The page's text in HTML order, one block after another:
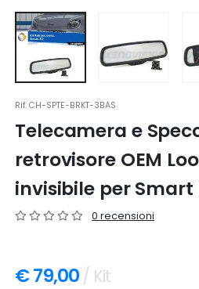
Rif.CH-SPTE-BRKT-3BAS
Telecamera e
retrovisore OEM
invisibile per Smart
0 recensioni
€ 79,00 / Kit